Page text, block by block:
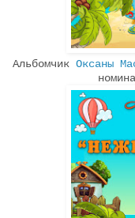
Альбомчик Оксаны